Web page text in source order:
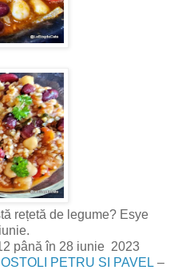
rețetă de legume? Esye
până în 28 iunie 2023
PETRU SI PAVEL –